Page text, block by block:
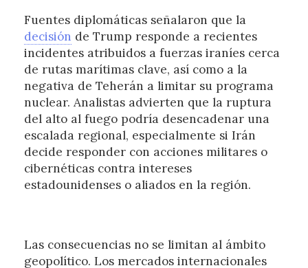
Fuentes diplomáticas señalaron que la
decisión de Trump responde a recientes
incidentes atribuidos a fuerzas iraníes cerca
de rutas marítimas clave, así como a la
negativa de Teherán a limitar su programa
nuclear. Analistas advierten que la ruptura
del alto al fuego podría desencadenar una
escalada regional, especialmente si Irán
decide responder con acciones militares o
cibernéticas contra intereses
estadounidenses o aliados en la región.
Las consecuencias no se limitan al ámbito
geopolítico. Los mercados internacionales